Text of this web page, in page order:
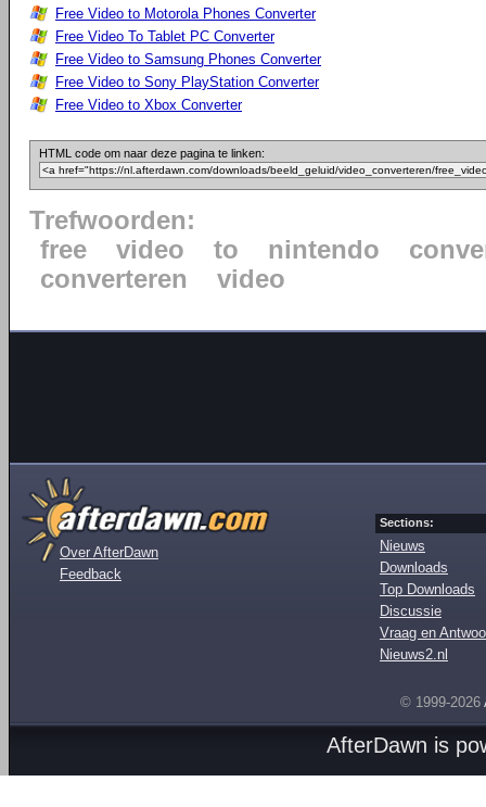
Free Video to Motorola Phones Converter
Free Video To Tablet PC Converter
Free Video to Samsung Phones Converter
Free Video to Sony PlayStation Converter
Free Video to Xbox Converter
HTML code om naar deze pagina te linken:
Trefwoorden:
free
video to nintendo
converteren
video
Over AfterDawn
Feedback
Sections:
Nieuws
Downloads
Top Downloads
Discussie
Vraag en
Nieuws2.nl
© 1999-2026
AfterDawn is